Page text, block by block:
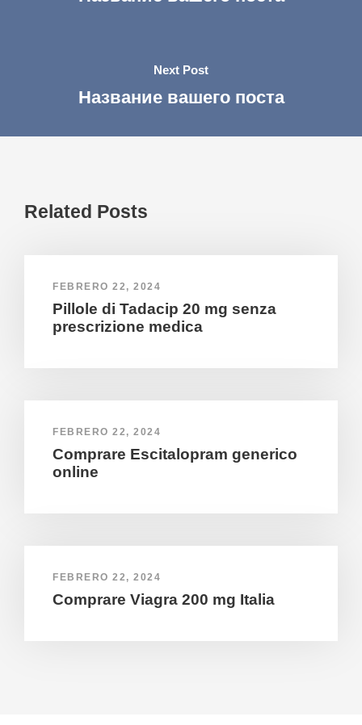
Next Post
Название вашего поста
Related Posts
FEBRERO 22, 2024
Pillole di Tadacip 20 mg senza
prescrizione medica
FEBRERO 22, 2024
Comprare Escitalopram generico
online
FEBRERO 22, 2024
Comprare Viagra 200 mg Italia